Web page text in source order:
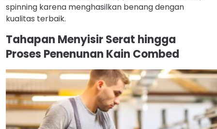
spinning karena menghasilkan benang dengan
kualitas terbaik.
Tahapan Menyisir Serat hingga
Proses Penenunan Kain Combed